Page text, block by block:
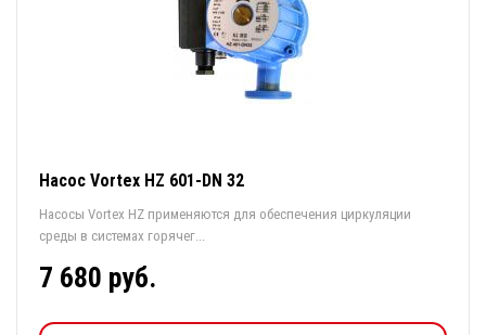
Насос Vortex HZ 601-DN 32
Насосы Vortex HZ применяются для обеспечения циркуляции
среды в системах горячег...
7 680 руб.